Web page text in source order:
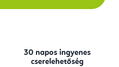
30 napos ingyenes
cserelehetőség